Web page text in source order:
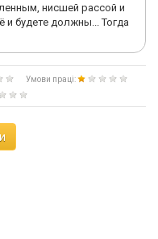
нисшей рассой и
и будете должны... Тогда
Умови праці: